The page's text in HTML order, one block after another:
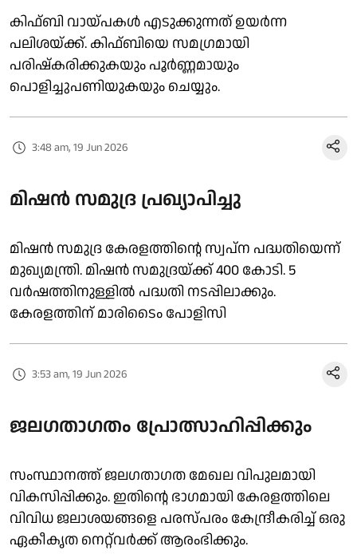
കിഫ്ബി വായ്പകൾ എടുക്കുന്നത് ഉയർന്ന
പലിശയ്ക്ക്. കിഫ്ബിയെ സമഗ്രമായി
പരിഷ്കരിക്കുകയും പൂർണ്ണമായും
പൊളിച്ചുപണിയുകയും ചെയ്യും.
3:48 am, 19 Jun 2026
മിഷൻ സമുദ്ര പ്രഖ്യാപിച്ചു
മിഷൻ സമുദ്ര കേരളത്തിൻ്റെ സ്വപ്ന പദ്ധതിയെന്ന്
മുഖ്യമന്ത്രി. മിഷൻ സമുദ്രയ്ക്ക് 400 കോടി. 5
വർഷത്തിനുള്ളിൽ പദ്ധതി നടപ്പിലാക്കും.
കേരളത്തിന് മാരിടൈം പോളിസി
3:53 am, 19 Jun 2026
ജലഗതാഗതം പ്രോത്സാഹിപ്പിക്കും
സംസ്ഥാനത്ത് ജലഗതാഗത മേഖല വിപുലമായി
വികസിപ്പിക്കും. ഇതിന്റെ ഭാഗമായി കേരളത്തിലെ
വിവിധ ജലാശയങ്ങളെ പരസ്പരം കേന്ദ്രീകരിച്ച് ഒരു
ഏകീകൃത നെറ്റ്‌വര്‍ക്ക് ആരംഭിക്കും.